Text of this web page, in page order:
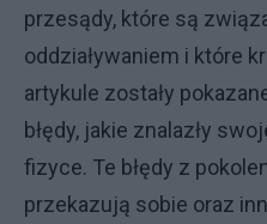
przesądy, które są
oddziaływaniem i które
artykule zostały
błędy, jakie znalazły
fizyce. Te błędy z
przekazują sobie oraz